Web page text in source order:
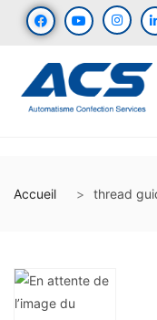
Accueil thread